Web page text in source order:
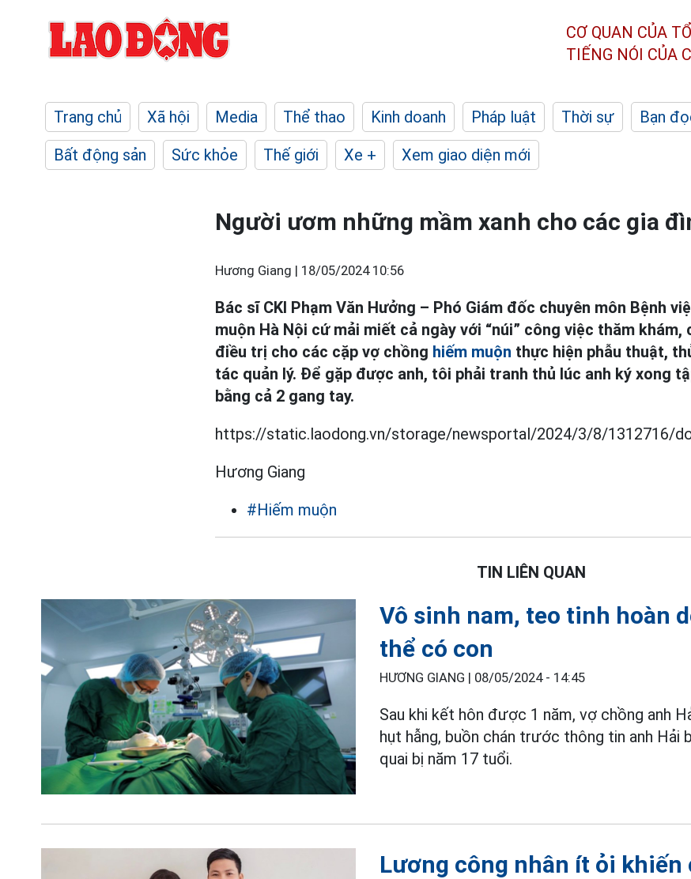
CƠ QUAN CỦA
TIẾNG NÓI CỦA
Trang chủ Xã hội Media Thể thao Kinh doanh Pháp luật Thời sự Bạn
Bất động sản
Sức khỏe Thế giới Xe + Xem giao diện mới
Người ươm những mầm xanh cho các gia
Hương Giang | 18/05/2024 10:56
Bác sĩ CKI Phạm Văn Hưởng – Phó Giám đốc chuyên môn Bệnh
muộn Hà Nội cứ mải miết cả ngày với “núi” công việc thăm khám,
điều trị cho các cặp vợ chồng hiếm muộn thực hiện phẫu thuật,
tác quản lý. Để gặp được anh, tôi phải tranh thủ lúc anh ký xong
bằng cả 2 gang tay.
https://static.laodong.vn/storage/newsportal/2024/3/8/1312716/
Hương Giang
#Hiếm muộn
TIN LIÊN QUAN
Vô sinh nam, teo tinh hoàn
thể có con
HƯƠNG GIANG | 08/05/2024 - 14:45
Sau khi kết hôn được 1 năm, vợ chồng anh
hụt hẫng, buồn chán trước thông tin anh Hải
quai bị năm 17 tuổi.
Lương công nhân ít ỏi